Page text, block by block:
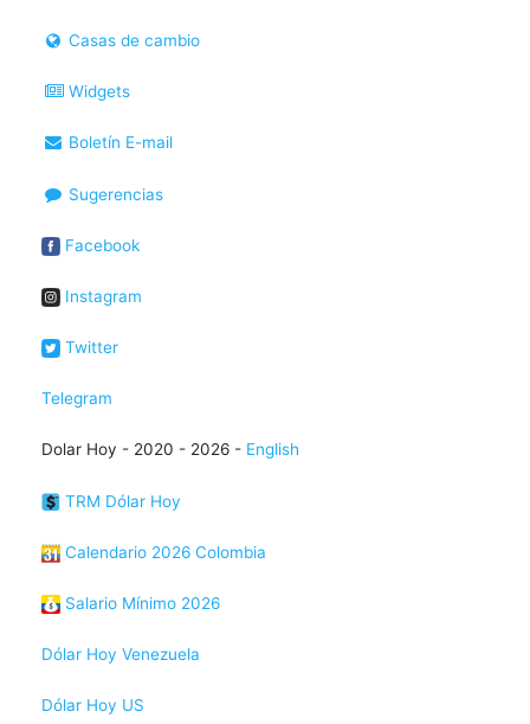
Casas de cambio
Widgets
Boletín E-mail
Sugerencias
Facebook
Instagram
Twitter
Telegram
Dolar Hoy - 2020 - 2026 - English
TRM Dólar Hoy
Calendario 2026 Colombia
Salario Mínimo 2026
Dólar Hoy Venezuela
Dólar Hoy US